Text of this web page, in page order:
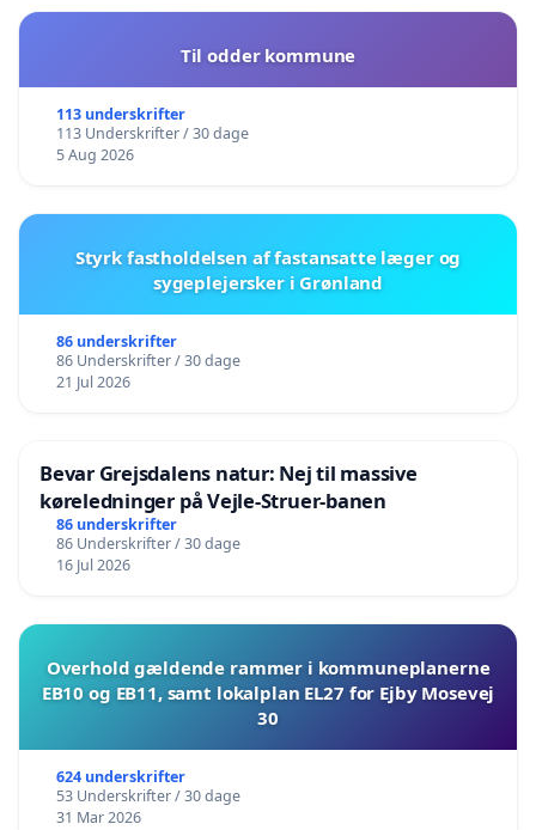
Til odder kommune
113 underskrifter
113 Underskrifter / 30 dage
5 Aug 2026
Styrk fastholdelsen af fastansatte læger og
sygeplejersker i Grønland
86 underskrifter
86 Underskrifter / 30 dage
21 Jul 2026
Bevar Grejsdalens natur: Nej til massive
køreledninger på Vejle-Struer-banen
86 underskrifter
86 Underskrifter / 30 dage
16 Jul 2026
Overhold gældende rammer i kommuneplanerne
EB10 og EB11, samt lokalplan EL27 for Ejby Mosevej
30
624 underskrifter
53 Underskrifter / 30 dage
31 Mar 2026